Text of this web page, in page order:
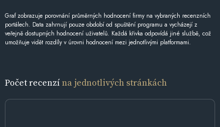
Graf zobrazuje porovnání průměrných hodnocení firmy na vybraných recenzních
portálech. Data zahrnují pouze období od spuštění programu a vycházejí z
veřejně dostupných hodnocení uživatelů. Každá křivka odpovídá jiné službě, což
umožňuje vidět rozdíly v úrovni hodnocení mezi jednotlivými platformami.
Počet recenzína jednotlivých stránkách